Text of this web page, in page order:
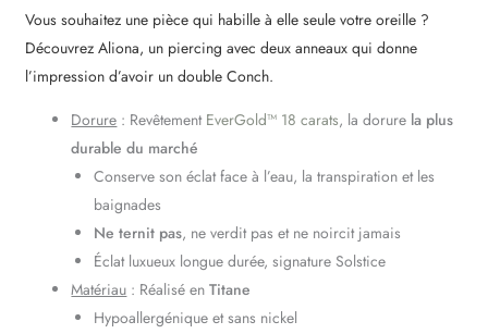
Vous souhaitez une pièce qui habille à elle seule votre oreille ?
Découvrez Aliona, un piercing avec deux anneaux qui donne
l’impression d’avoir un double Conch.
Dorure : Revêtement EverGold™ 18 carats, la dorure la plus
durable du marché
Conserve son éclat face à l’eau, la transpiration et les
baignades
Ne ternit pas, ne verdit pas et ne noircit jamais
Éclat luxueux longue durée, signature Solstice
Matériau : Réalisé enTitane
Hypoallergénique et sans nickel